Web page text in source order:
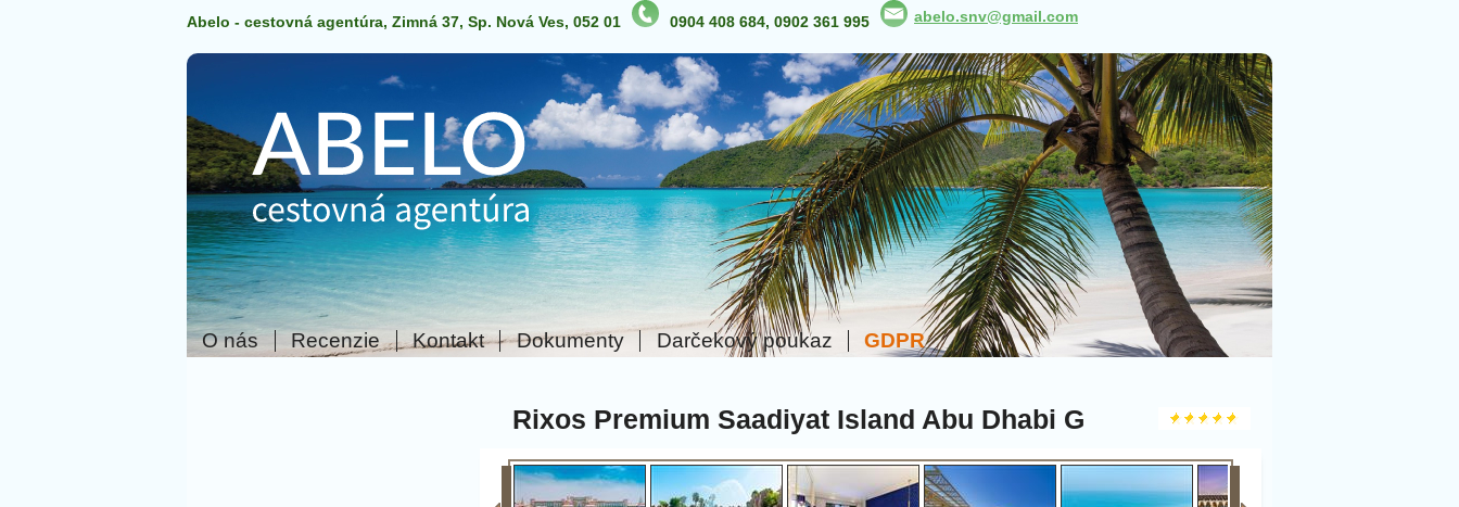
Abelo - cestovná agentúra, Zimná 37, Sp. Nová Ves, 052 01 0904 408 684, 0902 361 995 abelo.snv@gmail.com
O nás Recenzie Kontakt Dokumenty Darčekový poukaz GDPR
Rixos Premium Saadiyat Island Abu Dhabi G